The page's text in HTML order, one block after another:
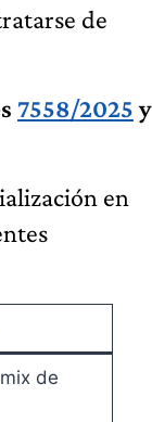
de
7558/2025y
en
de